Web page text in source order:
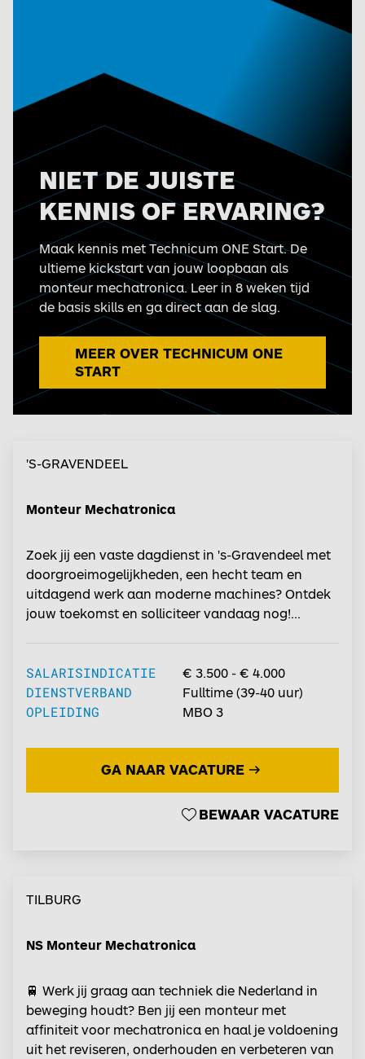
NIET DE JUISTE
KENNIS OF ERVARING?
Maak kennis met Technicum ONE Start. De
ultieme kickstart van jouw loopbaan als
monteur mechatronica. Leer in 8 weken tijd
de basis skills en ga direct aan de slag.
MEER OVER TECHNICUM ONE
START
'S-GRAVENDEEL
Monteur Mechatronica
Zoek jij een vaste dagdienst in 's-Gravendeel met
doorgroeimogelijkheden, een hecht team en
uitdagend werk aan moderne machines? Ontdek
jouw toekomst en solliciteer vandaag nog!...
SALARISINDICATIE € 3.500 - € 4.000
DIENSTVERBAND Fulltime (39-40 uur)
OPLEIDING MBO 3
BEWAAR VACATURE
GA NAAR VACATURE
TILBURG
NS Monteur Mechatronica
🚆 Werk jij graag aan techniek die Nederland in
beweging houdt? Ben jij een monteur met
affiniteit voor mechatronica en haal je voldoening
uit het reviseren, onderhouden en verbeteren van